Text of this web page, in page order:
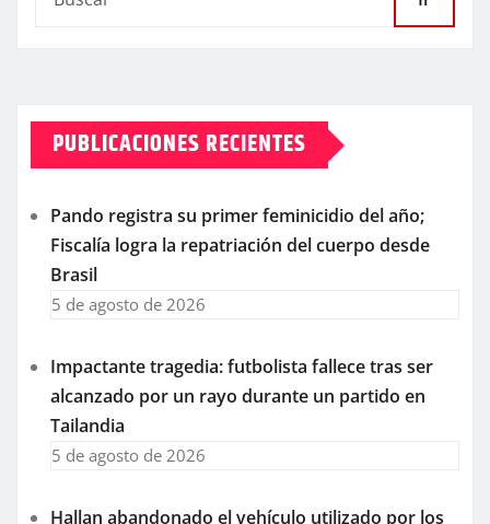
PUBLICACIONES RECIENTES
Pando registra su primer feminicidio del año;
Fiscalía logra la repatriación del cuerpo desde
Brasil
5 de agosto de 2026
Impactante tragedia: futbolista fallece tras ser
alcanzado por un rayo durante un partido en
Tailandia
5 de agosto de 2026
Hallan abandonado el vehículo utilizado por los